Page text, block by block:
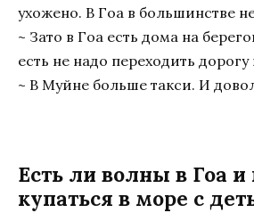
ухожено. В Гоа в большинстве
~ Зато в Гоа есть дома на
есть не надо переходить
~ В Муйне больше такси. И
Есть ли волны в Гоа и
купаться в море с